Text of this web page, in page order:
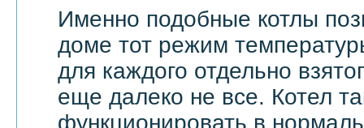
Именно подобные котлы
доме тот режим
для каждого отдельно
еще далеко не все. Котел
функционировать в